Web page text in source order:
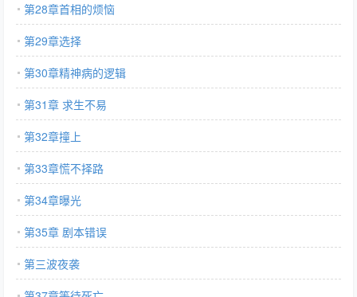
第28章首相的烦恼
第29章选择
第30章精神病的逻辑
第31章 求生不易
第32章撞上
第33章慌不择路
第34章曝光
第35章 剧本错误
第三波夜袭